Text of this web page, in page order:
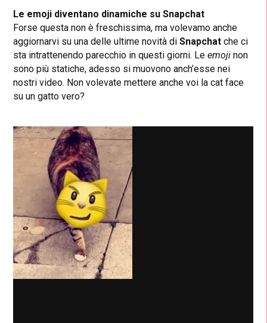
Le emoji diventano dinamiche su Snapchat
Forse questa non è freschissima, ma volevamo anche
aggiornarvi su una delle ultime novità diSnapchat che ci
sta intrattenendo parecchio in questi giorni. Leemoji non
sono più statiche, adesso si muovono anch’esse nei
nostri video. Non volevate mettere anche voi la cat face
su un gatto vero?